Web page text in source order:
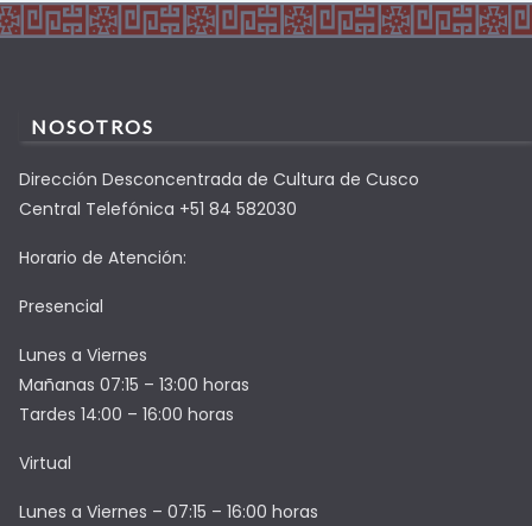
NOSOTROS
Dirección Desconcentrada de Cultura de Cusco
Central Telefónica +51 84 582030
Horario de Atención:
Presencial
Lunes a Viernes
Mañanas 07:15 – 13:00 horas
Tardes 14:00 – 16:00 horas
Virtual
Lunes a Viernes – 07:15 – 16:00 horas